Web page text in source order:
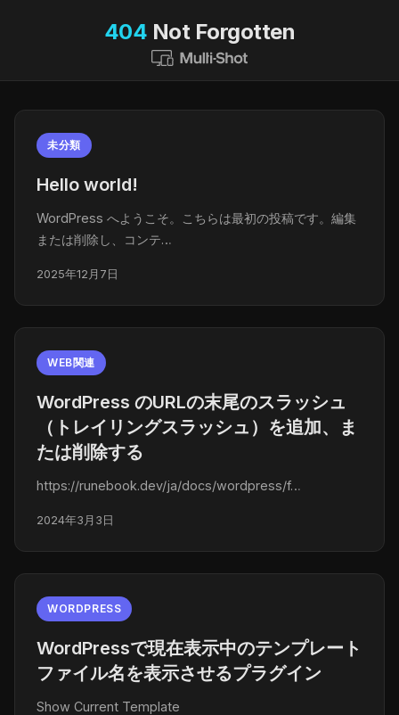
404 Not Forgotten
未分類
Hello world!
WordPress へようこそ。こちらは最初の投稿です。編集
または削除し、コンテ…
2025年12月7日
WEB関連
WordPress のURLの末尾のスラッシュ
（トレイリングスラッシュ）を追加、ま
たは削除する
https://runebook.dev/ja/docs/wordpress/f…
2024年3月3日
WORDPRESS
WordPressで現在表示中のテンプレート
ファイル名を表示させるプラグイン
Show Current Template